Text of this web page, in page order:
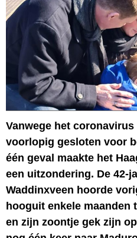
Vanwege het
voorlopig gesloten voor
één geval maakte het
een uitzondering. De 42-
Waddinxveen hoorde
hooguit enkele maanden
en zijn zoontje gek zijn